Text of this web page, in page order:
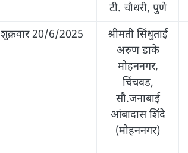
टी. चौधरी, पुणे
शुक्रवार 20/6/2025
श्रीमती सिंधुताई
अरुण डाके
मोहननगर,
चिंचवड,
सौ.जनाबाई
आंबादास शिंदे
(मोहननगर)